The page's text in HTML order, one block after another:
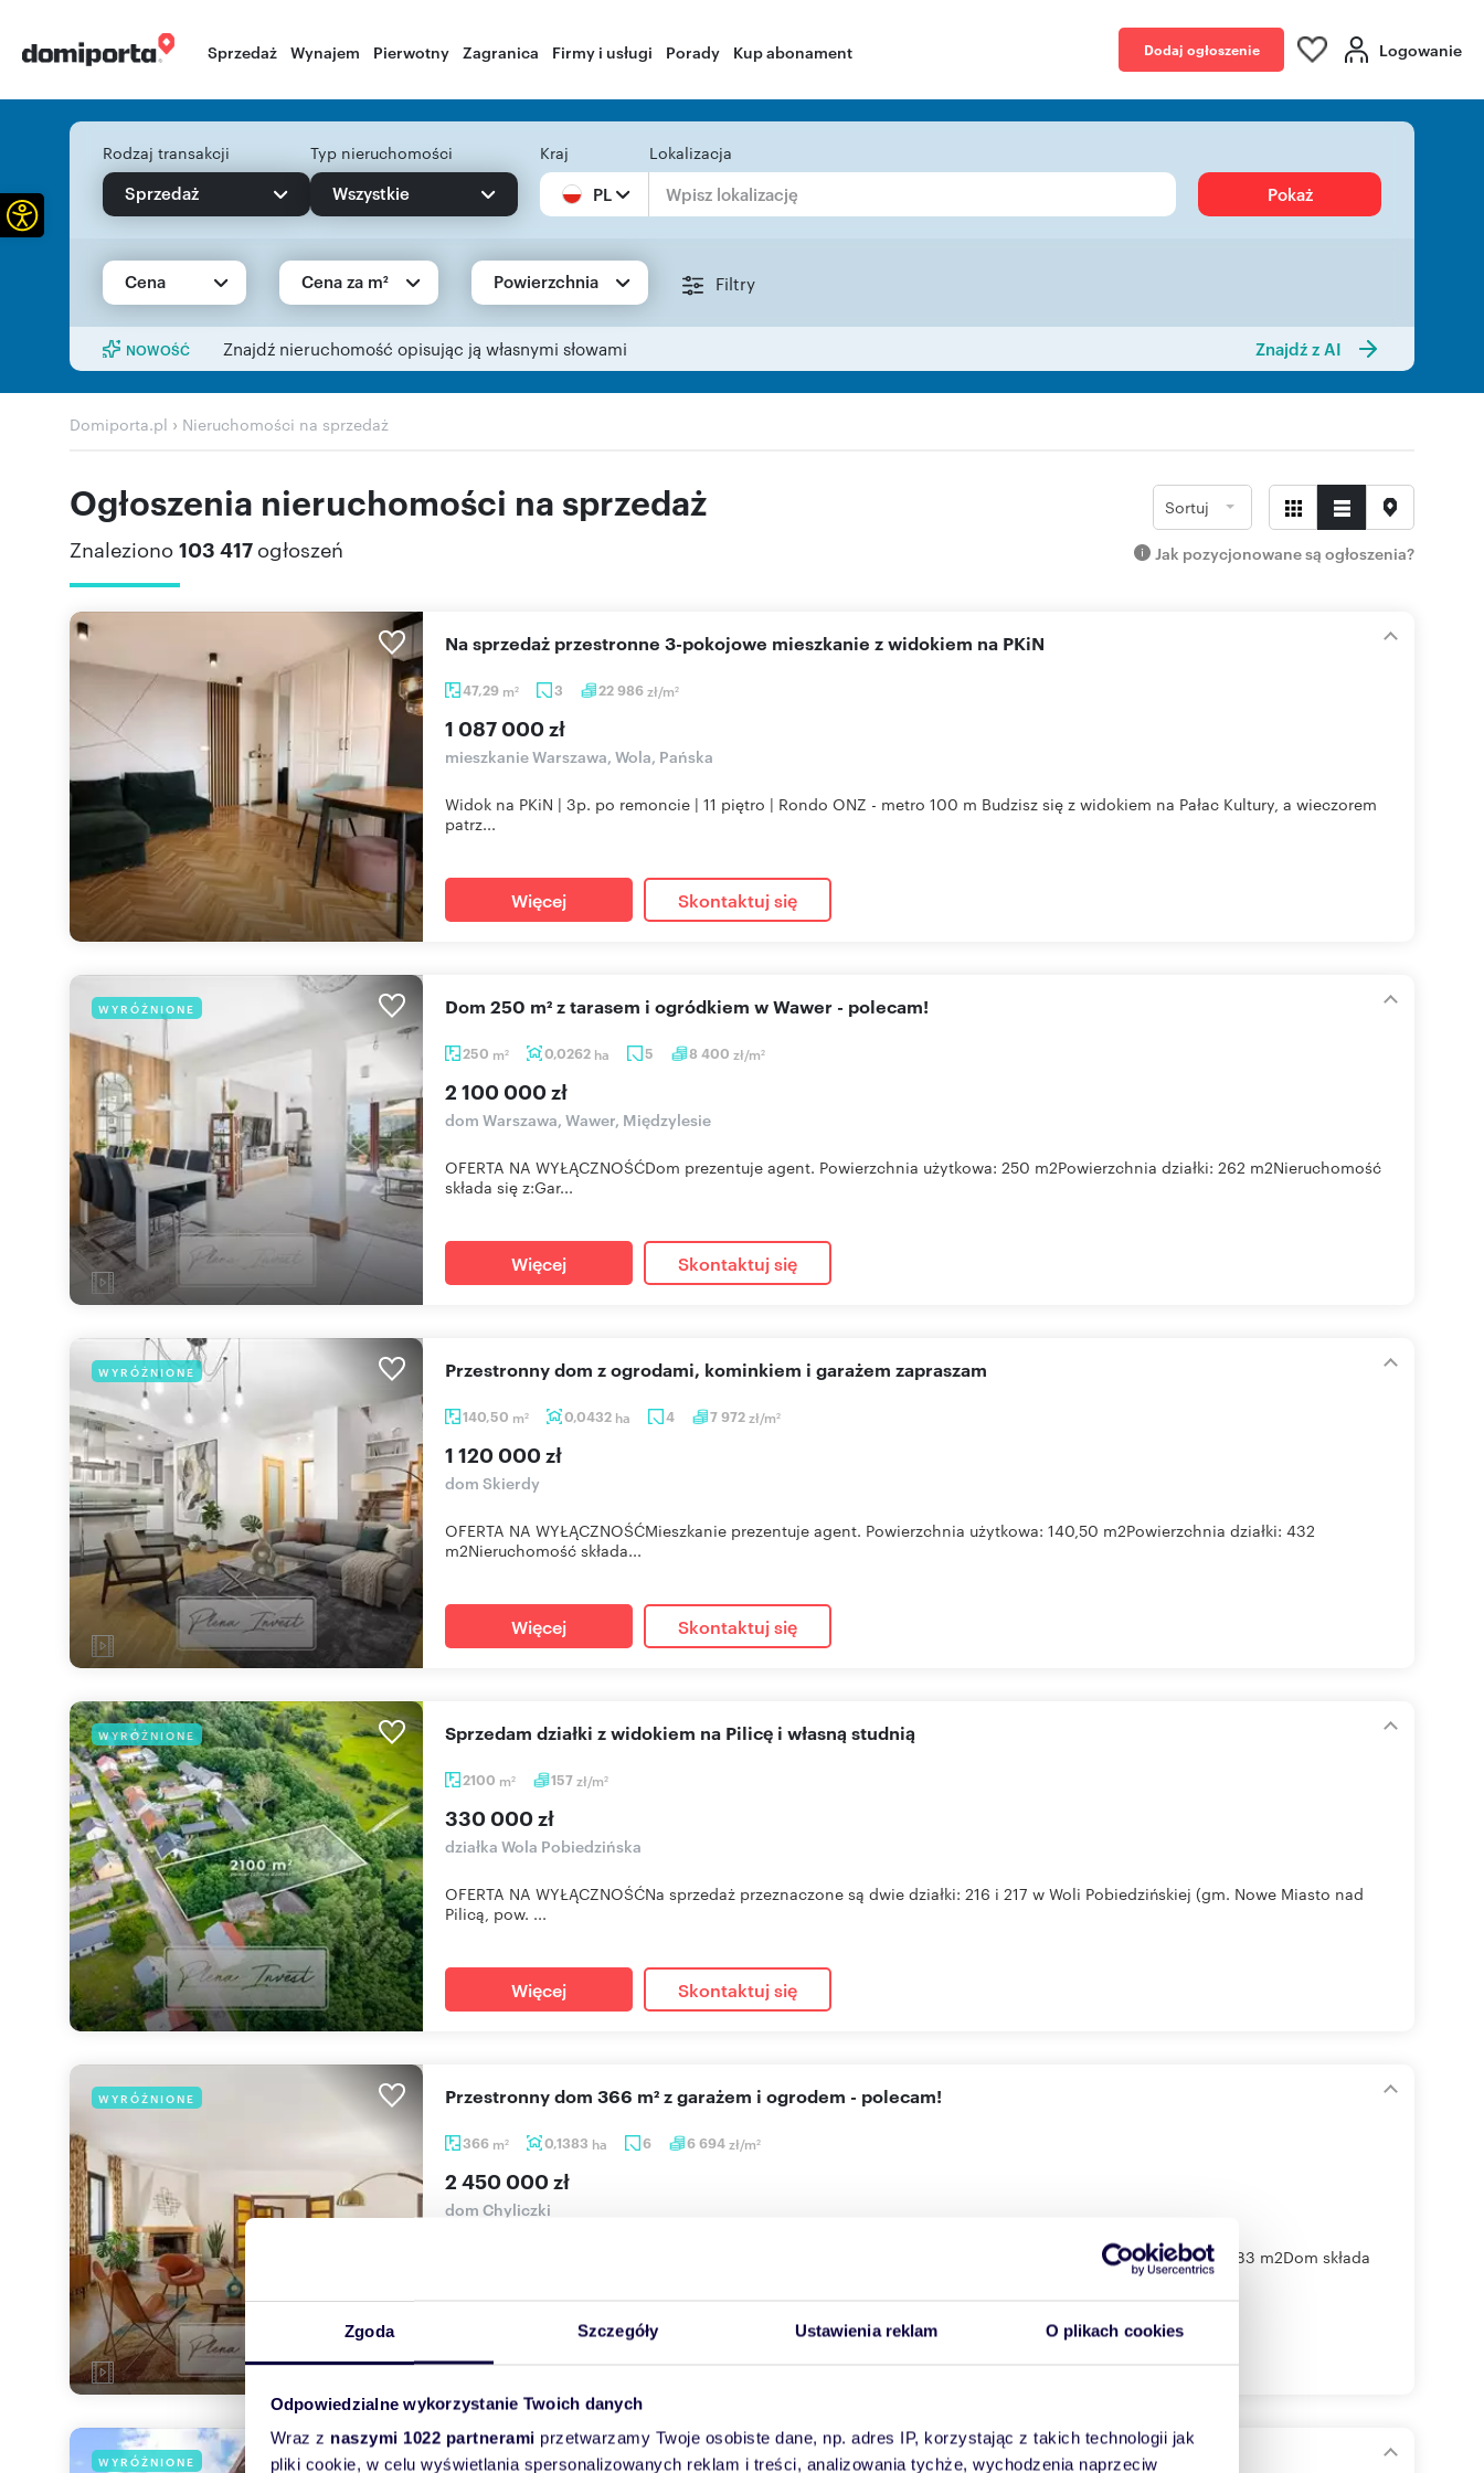
Zgoda Szczegóły Ustawienia reklam O plikach cookies
Odpowiedzialne wykorzystanie Twoich danych
Wraz z naszymi 1022 partnerami przetwarzamy Twoje osobiste dane, np. adres IP, korzystając z takich technologii jak
pliki cookie, w celu wyświetlania spersonalizowanych reklam i treści, analizowania tychże, wychodzenia naprzeciw
Sprzedaż Wynajem Pierwotny Zagranica Firmy i usługi Porady Kup abonament Dodaj ogłoszenie Logowanie
Rodzaj transakcji
Sprzedaż
Typ nieruchomości
Wszystkie
Kraj
PL
Lokalizacja
Pokaż
Cena Cena za m² Powierzchnia Filtry
NOWOŚĆ Znajdź nieruchomość opisując ją własnymi słowami Znajdź z AI
Domiporta.pl › Nieruchomości na sprzedaż
Ogłoszenia nieruchomości na sprzedaż
Znaleziono 103 417 ogłoszeń
Sortuj
Jak pozycjonowane są ogłoszenia?
47,29 m2 3 22 986zł/m2
Na sprzedaż przestronne 3-pokojowe mieszkanie z widokiem na PKiN
1 087 000 zł
mieszkanie Warszawa, Wola, Pańska
Widok na PKiN | 3p. po remoncie | 11 piętro | Rondo ONZ - metro 100 m Budzisz się z widokiem na Pałac Kultury, a wieczorem
patrz...
Więcej Skontaktuj się
WYRÓŻNIONE
250 m2 0,0262 ha 5 8 400 zł/m2
Dom 250 m² z tarasem i ogródkiem w Wawer - polecam!
2 100 000 zł
dom Warszawa, Wawer, Międzylesie
OFERTA NA WYŁĄCZNOŚĆDom prezentuje agent. Powierzchnia użytkowa: 250 m2Powierzchnia działki: 262 m2Nieruchomość
składa się z:Gar...
Więcej Skontaktuj się
WYRÓŻNIONE
140,50 m2 0,0432 ha 4 7 972zł/m2
Przestronny dom z ogrodami, kominkiem i garażem zapraszam
1 120 000 zł
dom Skierdy
OFERTA NA WYŁĄCZNOŚĆMieszkanie prezentuje agent. Powierzchnia użytkowa: 140,50 m2Powierzchnia działki: 432
m2Nieruchomość składa...
Więcej Skontaktuj się
WYRÓŻNIONE
2100 m2 157zł/m2
Sprzedam działki z widokiem na Pilicę i własną studnią
330 000 zł
działka Wola Pobiedzińska
OFERTA NA WYŁĄCZNOŚĆNa sprzedaż przeznaczone są dwie działki: 216 i 217 w Woli Pobiedzińskiej (gm. Nowe Miasto nad
Pilicą, pow. ...
Więcej Skontaktuj się
WYRÓŻNIONE
366 m2 0,1383 ha 6 6 694zł/m2
Przestronny dom 366 m² z garażem i ogrodem - polecam!
2 450 000 zł
dom Chyliczki
OFERTA NA WYŁĄCZNOŚĆ Dom prezentuje agentPowierzchnia użytkowa: 366 m2Powierzchnia działki: 1 383 m2Dom składa
WYRÓŻNIONE Do sprzedania przestronny dom z kominkiem i garażem w Wilanowie
Otwórz pasek narzędzi